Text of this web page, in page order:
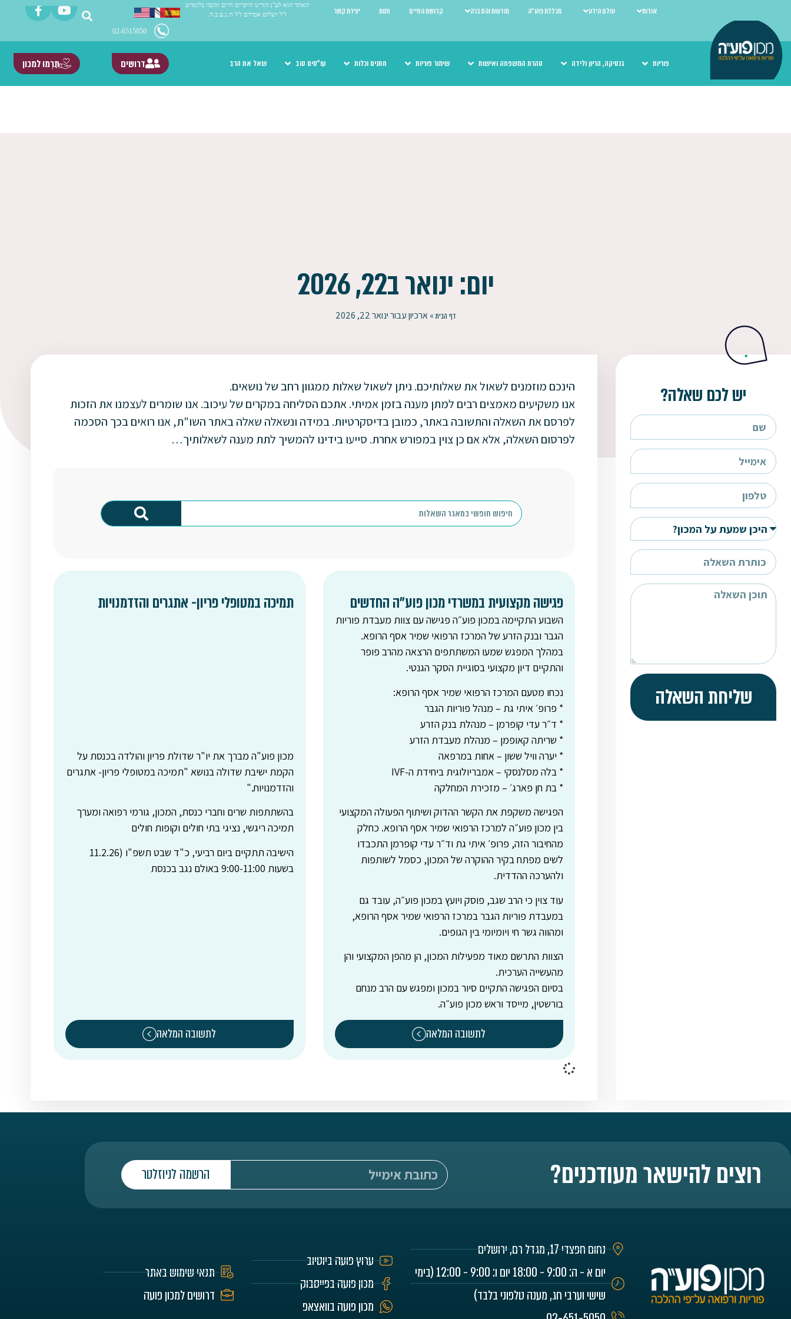
אודות עולם הידע מכללת פוע"ה מודעות והסברה קדושת החיים חנות יצירת קשר
האתר הוא לע"נ הורינו היקרים חיים וזהבה בלומרט
ז"ל ושלום אברדם ז"ל ת.נ.צ.ב.ה.
02-6515050
פוריות גנטיקה, הריון ולידה טהרת המשפחה ואישות שימור פוריות חתנים וכלות עו"סים טוב שאל את הרב דרושים תִּרְמוּ למכון
יום: ינואר ב22, 2026
דף הבית»ארכיון עבור ינואר 22, 2026
יש לכם שאלה?
שליחת השאלה
הינכם מוזמנים לשאול את שאלותיכם. ניתן לשאול שאלות ממגוון רחב של נושאים.
אנו משקיעים מאמצים רבים למתן מענה בזמן אמיתי. אתכם הסליחה במקרים של עיכוב. אנו שומרים לעצמנו את הזכות
לפרסם את השאלה והתשובה באתר, כמובן בדיסקרטיות. במידה ונשאלה שאלה באתר השו"ת, אנו רואים בכך הסכמה
לפרסום השאלה, אלא אם כן צוין במפורש אחרת. סייעו בידינו להמשיך לתת מענה לשאלותיך…
פגישה מקצועית במשרדי מכון פוע״ה החדשים
השבוע התקיימה במכון פוע״ה פגישה עם צוות מעבדת פוריות
הגבר ובנק הזרע של המרכז הרפואי שמיר אסף הרופא.
במהלך המפגש שמעו המשתתפים הרצאה מהרב פופר
והתקיים דיון מקצועי בסוגיית הסקר הגנטי.
נכחו מטעם המרכז הרפואי שמיר אסף הרופא:
* פרופ׳ איתי גת – מנהל פוריות הגבר
* ד״ר עדי קופרמן – מנהלת בנק הזרע
* שריתה קאופמן – מנהלת מעבדת הזרע
* יערה וויל ששון – אחות במרפאה
* בלה מסלנסקי – אמבריולוגית ביחידת ה-IVF
* בת חן פארג׳ – מזכירת המחלקה
הפגישה משקפת את הקשר ההדוק ושיתוף הפעולה המקצועי
בין מכון פוע״ה למרכז הרפואי שמיר אסף הרופא. כחלק
מהחיבור הזה, פרופ׳ איתי גת וד״ר עדי קופרמן התכבדו
לשים מפתח בקיר ההוקרה של המכון, כסמל לשותפות
ולהערכה ההדדית.
עוד צוין כי הרב שגב, פוסק ויועץ במכון פוע״ה, עובד גם
במעבדת פוריות הגבר במרכז הרפואי שמיר אסף הרופא,
ומהווה גשר חי ויומיומי בין הגופים.
הצוות התרשם מאוד מפעילות המכון, הן מהפן המקצועי והן
מהעשייה הערכית.
בסיום הפגישה התקיים סיור במכון ומפגש עם הרב מנחם
בורשטין, מייסד וראש מכון פוע״ה.
לתשובה המלאה
תמיכה במטופלי פריון- אתגרים והזדמנויות
מכון פוע"ה מברך את יו"ר שדולת פריון והולדה בכנסת על
הקמת ישיבת שדולה בנושא "תמיכה במטופלי פריון- אתגרים
והזדמנויות."
בהשתתפות שרים וחברי כנסת, המכון, גורמי רפואה ומערך
תמיכה ריגשי, נציגי בתי חולים וקופות חולים
הישיבה תתקיים ביום רביעי, כ"ד שבט תשפ"ו (11.2.26
בשעות 9:00-11:00 באולם נגב בכנסת
לתשובה המלאה
רוצים להישאר מעודכנים? הרשמה לניוזלטר
נחום חפצדי 17, מגדל רם, ירושלים
יום א - ה: 9:00 - 18:00 יום ו: 9:00 - 12:00 (בימי
שישי וערבי חג, מענה טלפוני בלבד)
ערוץ פועה ביוטיוב
מכון פועה בפייסבוק
מכון פועה בוואצאפ
תנאי שימוש באתר
דרושים למכון פועה